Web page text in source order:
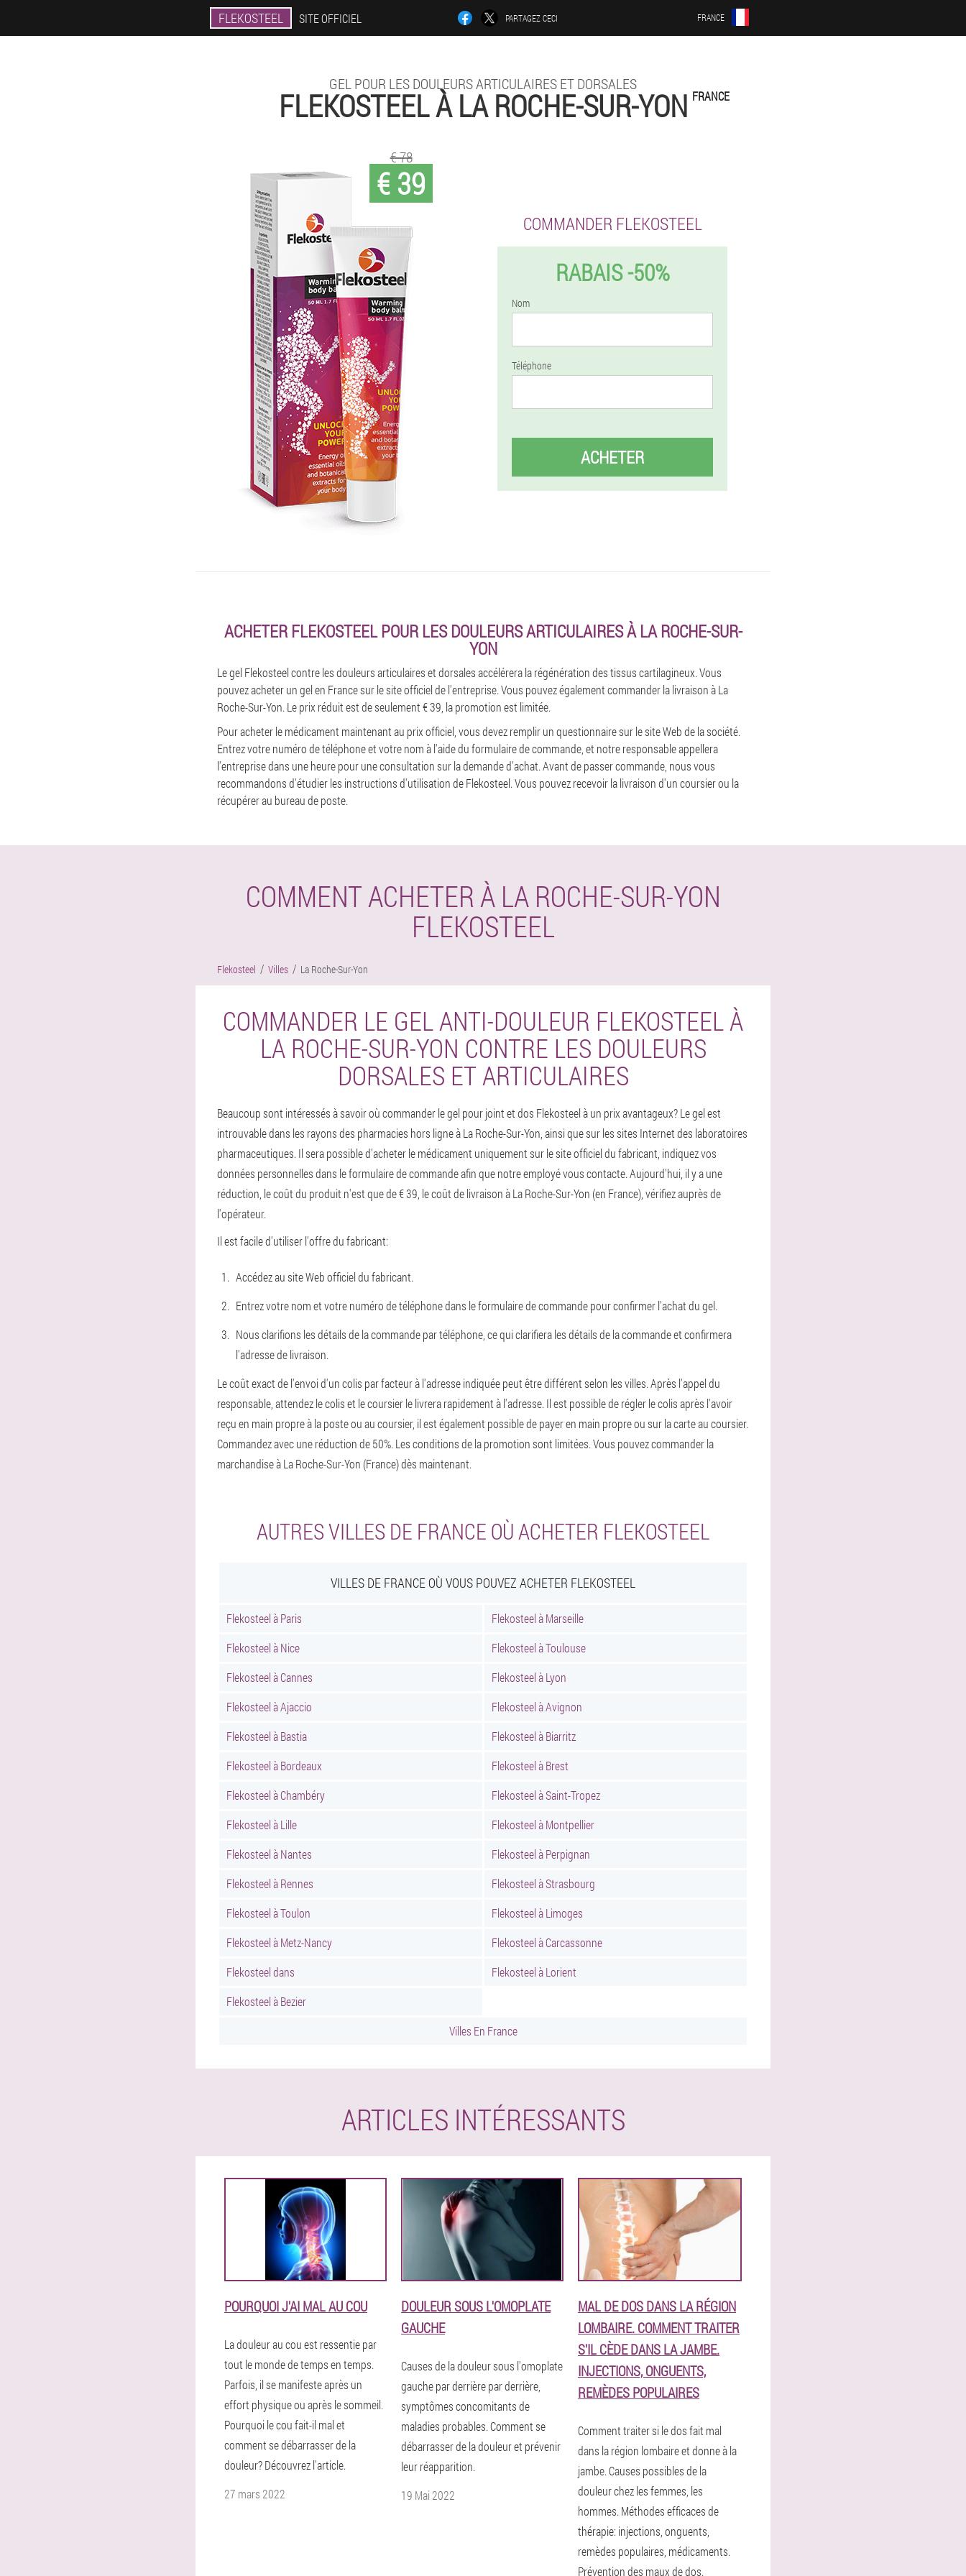
FLEKOSTEEL SITE OFFICIEL PARTAGEZ CECI FRANCE
GEL POUR LES DOULEURS ARTICULAIRES ET DORSALES
FLEKOSTEEL À LA ROCHE-SUR-YON FRANCE
€ 39
€ 78
COMMANDER FLEKOSTEEL
RABAIS -50%
Nom
Téléphone
ACHETER
ACHETER FLEKOSTEEL POUR LES DOULEURS ARTICULAIRES À LA ROCHE-SUR-
YON
Le gel Flekosteel contre les douleurs articulaires et dorsales accélérera la régénération des tissus cartilagineux. Vous
pouvez acheter un gel en France sur le site officiel de l'entreprise. Vous pouvez également commander la livraison à La
Roche-Sur-Yon. Le prix réduit est de seulement € 39, la promotion est limitée.
Pour acheter le médicament maintenant au prix officiel, vous devez remplir un questionnaire sur le site Web de la société.
Entrez votre numéro de téléphone et votre nom à l'aide du formulaire de commande, et notre responsable appellera
l'entreprise dans une heure pour une consultation sur la demande d'achat. Avant de passer commande, nous vous
recommandons d'étudier les instructions d'utilisation de Flekosteel. Vous pouvez recevoir la livraison d'un coursier ou la
récupérer au bureau de poste.
COMMENT ACHETER À LA ROCHE-SUR-YON
FLEKOSTEEL
Flekosteel Villes La Roche-Sur-Yon
COMMANDER LE GEL ANTI-DOULEUR FLEKOSTEEL À
LA ROCHE-SUR-YON CONTRE LES DOULEURS
DORSALES ET ARTICULAIRES
Beaucoup sont intéressés à savoir où commander le gel pour joint et dos Flekosteel à un prix avantageux? Le gel est
introuvable dans les rayons des pharmacies hors ligne à La Roche-Sur-Yon, ainsi que sur les sites Internet des laboratoires
pharmaceutiques. Il sera possible d'acheter le médicament uniquement sur le site officiel du fabricant, indiquez vos
données personnelles dans le formulaire de commande afin que notre employé vous contacte. Aujourd'hui, il y a une
réduction, le coût du produit n'est que de € 39, le coût de livraison à La Roche-Sur-Yon (en France), vérifiez auprès de
l'opérateur.
Il est facile d'utiliser l'offre du fabricant:
Accédez au site Web officiel du fabricant.
Entrez votre nom et votre numéro de téléphone dans le formulaire de commande pour confirmer l'achat du gel.
Nous clarifions les détails de la commande par téléphone, ce qui clarifiera les détails de la commande et confirmera
l'adresse de livraison.
Le coût exact de l'envoi d'un colis par facteur à l'adresse indiquée peut être différent selon les villes. Après l'appel du
responsable, attendez le colis et le coursier le livrera rapidement à l'adresse. Il est possible de régler le colis après l'avoir
reçu en main propre à la poste ou au coursier, il est également possible de payer en main propre ou sur la carte au coursier.
Commandez avec une réduction de 50%. Les conditions de la promotion sont limitées. Vous pouvez commander la
marchandise à La Roche-Sur-Yon (France) dès maintenant.
AUTRES VILLES DE FRANCE OÙ ACHETER FLEKOSTEEL
VILLES DE FRANCE OÙ VOUS POUVEZ ACHETER FLEKOSTEEL
Flekosteel à Paris
Flekosteel à Marseille
Flekosteel à Nice
Flekosteel à Toulouse
Flekosteel à Cannes
Flekosteel à Lyon
Flekosteel à Ajaccio
Flekosteel à Avignon
Flekosteel à Bastia
Flekosteel à Biarritz
Flekosteel à Bordeaux
Flekosteel à Brest
Flekosteel à Chambéry
Flekosteel à Saint-Tropez
Flekosteel à Lille
Flekosteel à Montpellier
Flekosteel à Nantes
Flekosteel à Perpignan
Flekosteel à Rennes
Flekosteel à Strasbourg
Flekosteel à Toulon
Flekosteel à Limoges
Flekosteel à Metz-Nancy
Flekosteel à Carcassonne
Flekosteel dans
Flekosteel à Lorient
Flekosteel à Bezier
Villes En France
ARTICLES INTÉRESSANTS
POURQUOI J'AI MAL AU COU
La douleur au cou est ressentie par
tout le monde de temps en temps.
Parfois, il se manifeste après un
effort physique ou après le sommeil.
Pourquoi le cou fait-il mal et
comment se débarrasser de la
douleur? Découvrez l'article.
27 mars 2022
DOULEUR SOUS L'OMOPLATE
GAUCHE
Causes de la douleur sous l'omoplate
gauche par derrière par derrière,
symptômes concomitants de
maladies probables. Comment se
débarrasser de la douleur et prévenir
leur réapparition.
19 Mai 2022
MAL DE DOS DANS LA RÉGION
LOMBAIRE. COMMENT TRAITER
S'IL CÈDE DANS LA JAMBE.
INJECTIONS, ONGUENTS,
REMÈDES POPULAIRES
Comment traiter si le dos fait mal
dans la région lombaire et donne à la
jambe. Causes possibles de la
douleur chez les femmes, les
hommes. Méthodes efficaces de
thérapie: injections, onguents,
remèdes populaires, médicaments.
Prévention des maux de dos.